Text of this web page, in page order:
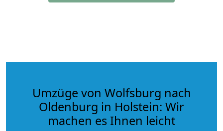
Umzüge von Wolfsburg nach
Oldenburg in Holstein: Wir
machen es Ihnen leicht